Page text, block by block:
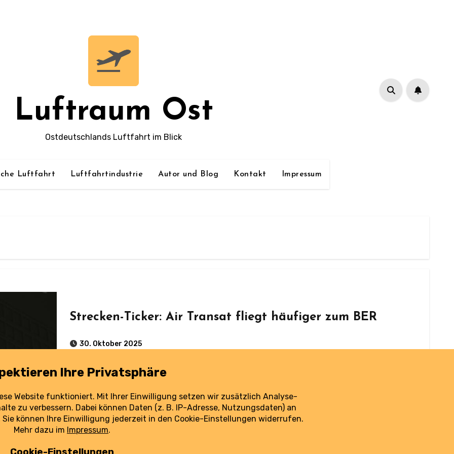
Luftraum Ost
Ostdeutschlands Luftfahrt im Blick
Luftfahrt Luftfahrtindustrie Autor und Blog Kontakt Impressum
Strecken-Ticker: Air Transat fliegt häufiger zum BER
30. Oktober 2025
Neue Routen und gestrichene Verbindungen - alle Streckenmeldungen in der
weiterlesen